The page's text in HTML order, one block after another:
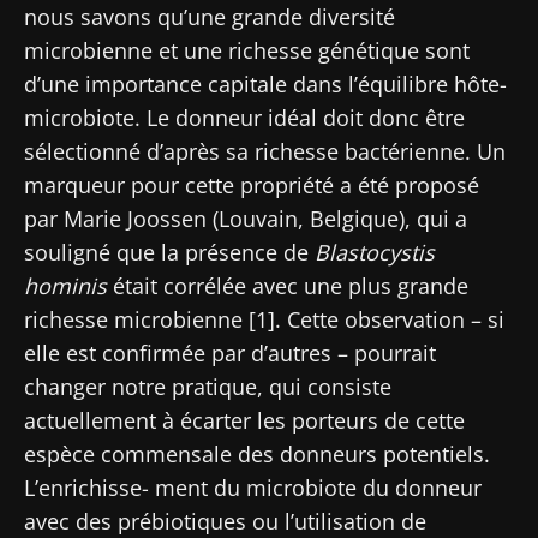
nous savons qu’une grande diversité
microbienne et une richesse génétique sont
d’une importance capitale dans l’équilibre hôte-
microbiote. Le donneur idéal doit donc être
sélectionné d’après sa richesse bactérienne. Un
marqueur pour cette propriété a été proposé
par Marie Joossen (Louvain, Belgique), qui a
souligné que la présence de Blastocystis
hominisétait corrélée avec une plus grande
richesse microbienne [1]. Cette observation – si
elle est confirmée par d’autres – pourrait
changer notre pratique, qui consiste
actuellement à écarter les porteurs de cette
espèce commensale des donneurs potentiels.
L’enrichisse- ment du microbiote du donneur
avec des prébiotiques ou l’utilisation de